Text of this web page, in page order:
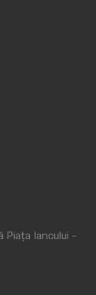
Piața Iancului -